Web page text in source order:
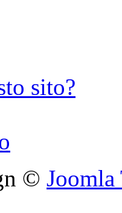
sito?
© Joomla